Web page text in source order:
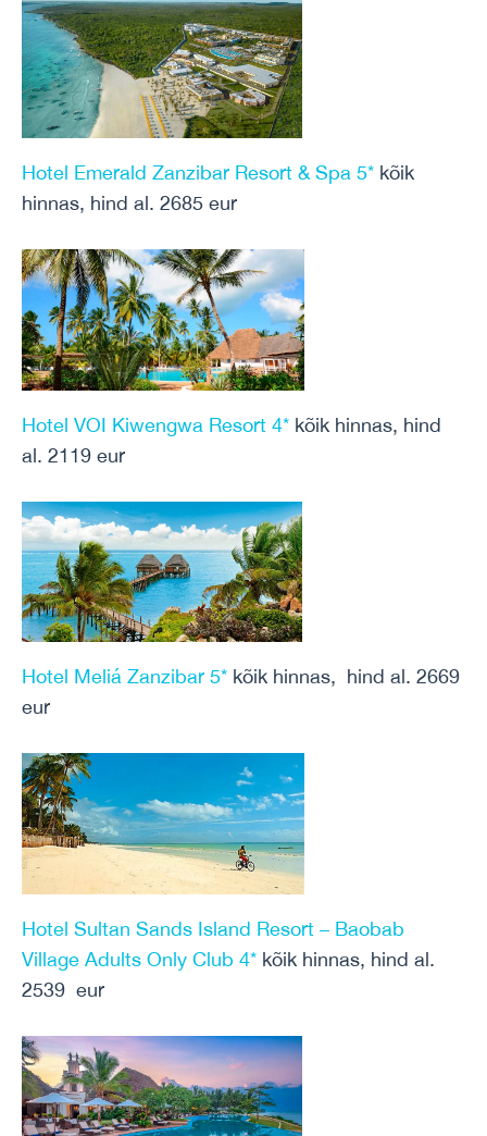
Hotel Emerald Zanzibar Resort & Spa 5* kõik
hinnas, hind al. 2685 eur
Hotel VOI Kiwengwa Resort 4* kõik hinnas, hind
al. 2119 eur
Hotel Meliá Zanzibar 5* kõik hinnas, hind al. 2669
eur
Hotel Sultan Sands Island Resort – Baobab
Village Adults Only Club 4* kõik hinnas, hind al.
2539 eur